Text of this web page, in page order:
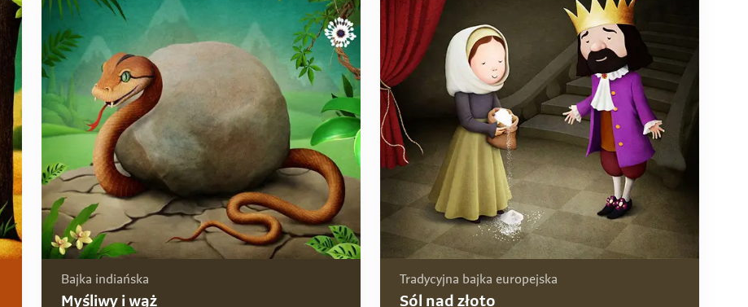
Bajka indiańska
Myśliwy i wąż
Tradycyjna bajka europejska
Sól nad złoto